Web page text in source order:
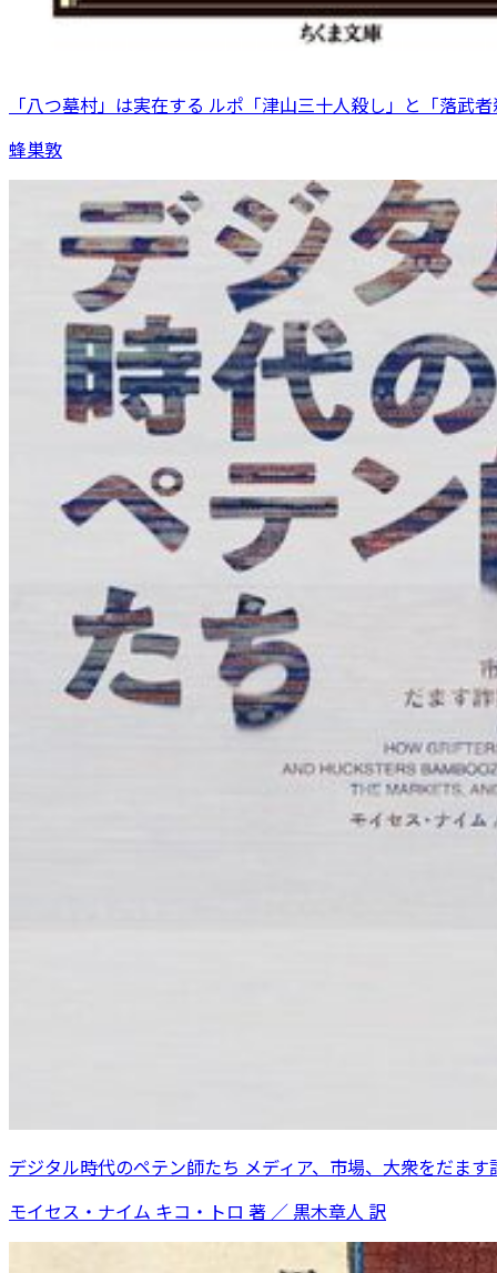
「八つ墓村」は実在する ルポ「津山三十人殺し」と「落武
蜂巣敦
デジタル時代のペテン師たち メディア、市場、大衆をだます
モイセス・ナイム キコ・トロ 著 ／ 黒木章人 訳